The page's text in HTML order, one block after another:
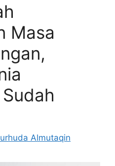
Masa
Almutaqin